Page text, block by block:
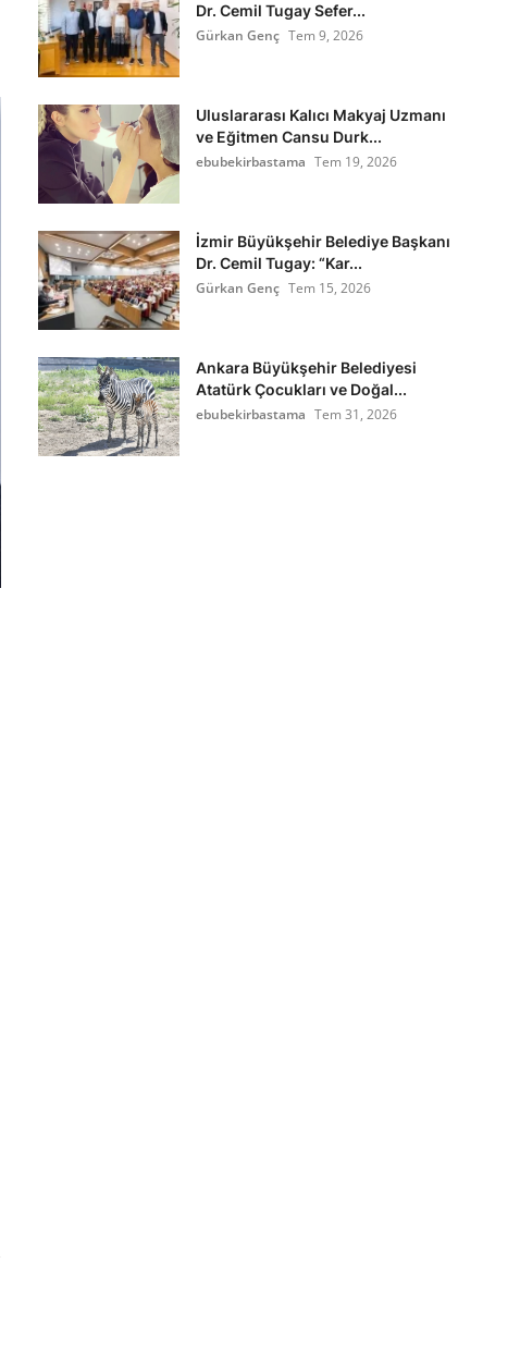
Dr. Cemil Tugay Sefer...
Gürkan Genç Tem 9, 2026
Uluslararası Kalıcı Makyaj Uzmanı
ve Eğitmen Cansu Durk...
ebubekirbastama Tem 19, 2026
İzmir Büyükşehir Belediye Başkanı
Dr. Cemil Tugay: “Kar...
Gürkan Genç Tem 15, 2026
Ankara Büyükşehir Belediyesi
Atatürk Çocukları ve Doğal...
ebubekirbastama Tem 31, 2026